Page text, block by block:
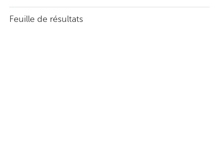
Feuille de résultats